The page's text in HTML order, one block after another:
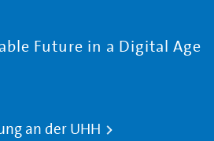
Future in a Digital Age
an der UHH